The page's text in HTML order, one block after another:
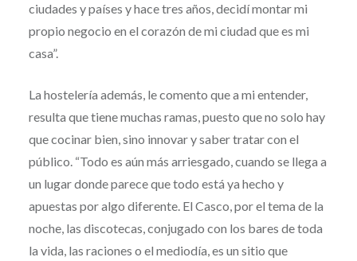
ciudades y países y hace tres años, decidí montar mi
propio negocio en el corazón de mi ciudad que es mi
casa”.
La hostelería además, le comento que a mi entender,
resulta que tiene muchas ramas, puesto que no solo hay
que cocinar bien, sino innovar y saber tratar con el
público. “Todo es aún más arriesgado, cuando se llega a
un lugar donde parece que todo está ya hecho y
apuestas por algo diferente. El Casco, por el tema de la
noche, las discotecas, conjugado con los bares de toda
la vida, las raciones o el mediodía, es un sitio que